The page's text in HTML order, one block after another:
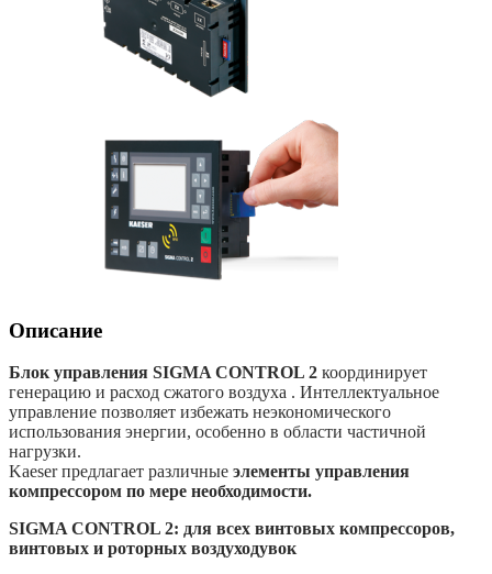
Описание
Блок управления SIGMA CONTROL 2 координирует
генерацию и расход сжатого воздуха . Интеллектуальное
управление позволяет избежать неэкономического
использования энергии, особенно в области частичной
нагрузки.
Kaeser предлагает различные элементы управления
компрессором по мере необходимости.
SIGMA CONTROL 2: для всех винтовых компрессоров,
винтовых и роторных воздуходувок